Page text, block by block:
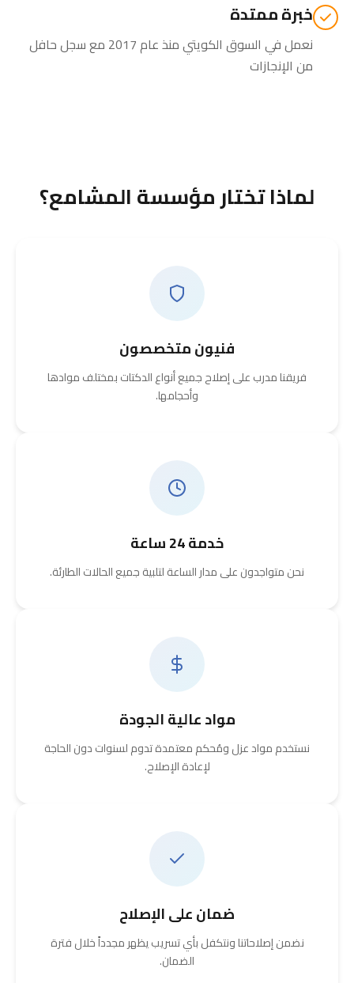
خبرة ممتدة
نعمل في السوق الكويتي منذ عام 2017 مع سجل حافل
من الإنجازات
لماذا تختار مؤسسة المشامع؟
فنيون متخصصون
فريقنا مدرب على إصلاح جميع أنواع الدكتات بمختلف موادها
وأحجامها.
خدمة 24 ساعة
نحن متواجدون على مدار الساعة لتلبية جميع الحالات الطارئة.
مواد عالية الجودة
نستخدم مواد عزل ومُحكم معتمدة تدوم لسنوات دون الحاجة
لإعادة الإصلاح.
ضمان على الإصلاح
نضمن إصلاحاتنا ونتكفل بأي تسريب يظهر مجدداً خلال فترة
الضمان.